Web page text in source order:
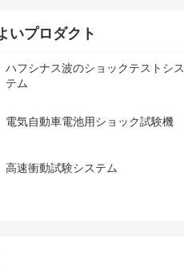
いプロダクト
ハフシナス波のショックテストシス
テム
電気自動車電池用ショック試験機
高速衝動試験システム